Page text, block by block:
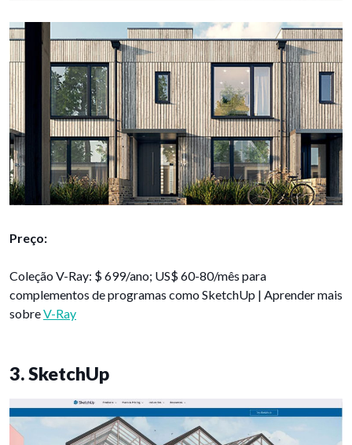
Preço:
Coleção V-Ray: $ 699/ano; US$ 60-80/mês para
complementos de programas como SketchUp | Aprender mais
sobreV-Ray
3. SketchUp